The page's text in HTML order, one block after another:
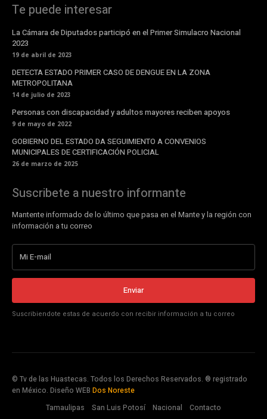
Te puede interesar
La Cámara de Diputados participó en el Primer Simulacro Nacional
2023
19 de abril de 2023
DETECTA ESTADO PRIMER CASO DE DENGUE EN LA ZONA
METROPOLITANA
14 de julio de 2023
Personas con discapacidad y adultos mayores reciben apoyos
9 de mayo de 2022
GOBIERNO DEL ESTADO DA SEGUIMIENTO A CONVENIOS
MUNICIPALES DE CERTIFICACIÓN POLICIAL
26 de marzo de 2025
Suscribete a nuestro informante
Mantente informado de lo último que pasa en el Mante y la región con
información a tu correo
Enviar
Suscribiendote estas de acuerdo con recibir información a tu correo
© Tv de las Huastecas. Todos los Derechos Reservados. ® registrado
en México. Diseño WEB Dos Noreste
Tamaulipas
San Luis Potosí Nacional Contacto